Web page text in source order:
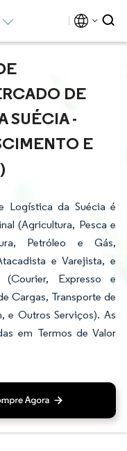
DE
SUÉCIA -
E
Logística da Suécia é
(Agricultura, Pesca e
Petróleo e Gás,
e Varejista, e
Expresso e
Cargas, Transporte de
e Outros Serviços). As
em Termos de Valor